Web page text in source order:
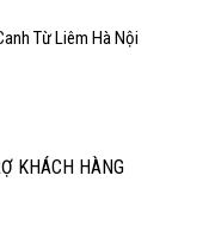
KHÁCH HÀNG
Từ Liêm Hà Nội